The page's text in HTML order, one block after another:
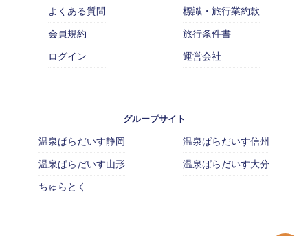
よくある質問
会員規約
ログイン
標識・旅行業約款
旅行条件書
運営会社
グループサイト
温泉ぱらだいす静岡
温泉ぱらだいす山形
ちゅらとく
温泉ぱらだいす信州
温泉ぱらだいす大分